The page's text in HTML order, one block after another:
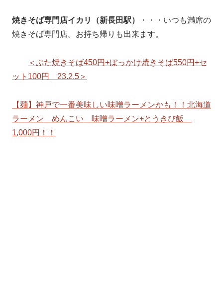
焼きそば専門店イカリ（新長田駅）
・・・いつも満席の
焼きそば専門店。お持ち帰りも出来ます。
＜ぶた焼きそば450円+ぼっかけ焼きそば550円+セ
ット100円 23.2.5＞
【麺】神戸で一番美味しい味噌ラーメンかも！！北海道
ラーメン めんこい 味噌ラーメン+とうきび飯
1,000円！！